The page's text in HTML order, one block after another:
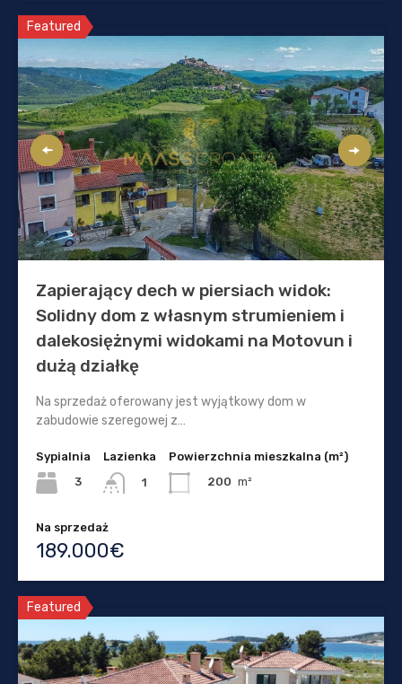
Featured
Zapierający dech w piersiach widok:
Solidny dom z własnym strumieniem i
dalekosiężnymi widokami na Motovun i
dużą działkę
Na sprzedaż oferowany jest wyjątkowy dom w
zabudowie szeregowej z…
Sypialnia
3
Lazienka
1
Powierzchnia mieszkalna (m²)
200 m²
Na sprzedaż
189.000€
Featured